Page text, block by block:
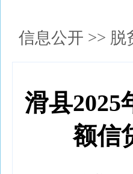
信息公开 >> 脱
滑县2025
额信